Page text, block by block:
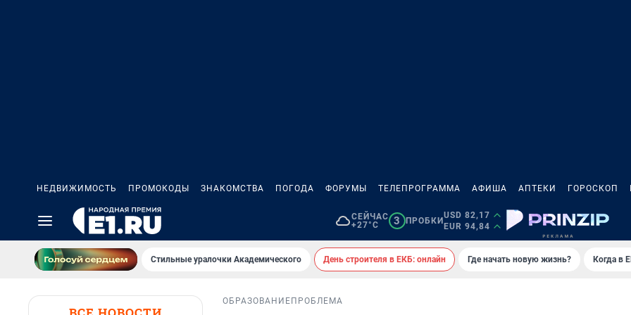
НЕДВИЖИМОСТЬ ПРОМОКОДЫ ЗНАКОМСТВА ПОГОДА ФОРУМЫ ТЕЛЕПРОГРАММА АФИША АПТЕКИ ГОРОСКОП
СЕЙЧАС
+27°C
3 ПРОБКИ
USD 82,17
EUR 94,84
Стильные уралочки Академического День строителя в ЕКБ: онлайн Где начать новую жизнь? Когда в
ОБРАЗОВАНИЕ ПРОБЛЕМА